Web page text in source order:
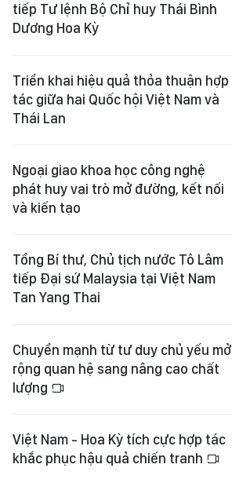
tiếp Tư lệnh Bộ Chỉ huy Thái Bình
Dương Hoa Kỳ
Triển khai hiệu quả thỏa thuận hợp
tác giữa hai Quốc hội Việt Nam và
Thái Lan
Ngoại giao khoa học công nghệ
phát huy vai trò mở đường, kết nối
và kiến tạo
Tổng Bí thư, Chủ tịch nước Tô Lâm
tiếp Đại sứ Malaysia tại Việt Nam
Tan Yang Thai
Chuyển mạnh từ tư duy chủ yếu mở
rộng quan hệ sang nâng cao chất
lượng
Việt Nam - Hoa Kỳ tích cực hợp tác
khắc phục hậu quả chiến tranh